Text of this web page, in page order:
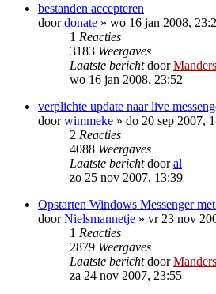
bestanden accepteren
doordonate » wo 16 jan 2008,
1 Reacties
3183 Weergaves
Laatste berichtdoor
wo 16 jan 2008, 23:52
verplichte update naar live
doorwimmeke » do 20 sep 2007,
2 Reacties
4088 Weergaves
Laatste berichtdooral
zo 25 nov 2007, 13:39
Opstarten Windows Messenger
doorNielsmannetje » vr 23 nov
1 Reacties
2879 Weergaves
Laatste berichtdoor
za 24 nov 2007, 23:55